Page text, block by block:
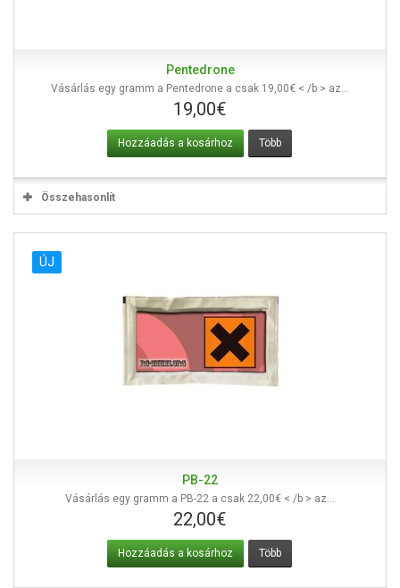
Pentedrone
Vásárlás egy gramm a Pentedrone a csak 19,00€ < /b > az...
19,00€
Hozzáadás a kosárhoz Több
Összehasonlít
ÚJ
PB-22
Vásárlás egy gramm a PB-22 a csak 22,00€ < /b > az...
22,00€
Hozzáadás a kosárhoz Több